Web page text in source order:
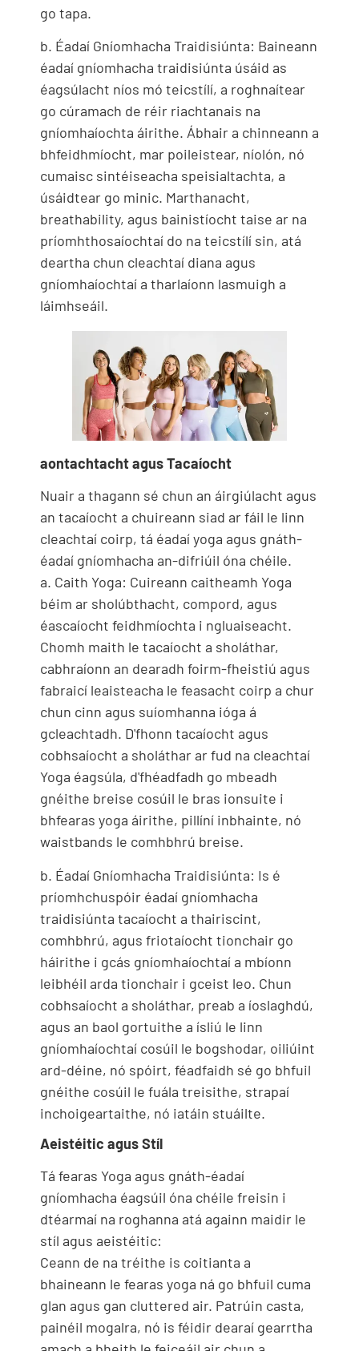
go tapa.
b. Éadaí Gníomhacha Traidisiúnta: Baineann
éadaí gníomhacha traidisiúnta úsáid as
éagsúlacht níos mó teicstílí, a roghnaítear
go cúramach de réir riachtanais na
gníomhaíochta áirithe. Ábhair a chinneann a
bhfeidhmíocht, mar poileistear, níolón, nó
cumaisc sintéiseacha speisialtachta, a
úsáidtear go minic. Marthanacht,
breathability, agus bainistíocht taise ar na
príomhthosaíochtaí do na teicstílí sin, atá
deartha chun cleachtaí diana agus
gníomhaíochtaí a tharlaíonn lasmuigh a
láimhseáil.
aontachtacht agus Tacaíocht
Nuair a thagann sé chun an áirgiúlacht agus
an tacaíocht a chuireann siad ar fáil le linn
cleachtaí coirp, tá éadaí yoga agus gnáth-
éadaí gníomhacha an-difriúil óna chéile.
a. Caith Yoga: Cuireann caitheamh Yoga
béim ar sholúbthacht, compord, agus
éascaíocht feidhmíochta i ngluaiseacht.
Chomh maith le tacaíocht a sholáthar,
cabhraíonn an dearadh foirm-fheistiú agus
fabraicí leaisteacha le feasacht coirp a chur
chun cinn agus suíomhanna ióga á
gcleachtadh. D'fhonn tacaíocht agus
cobhsaíocht a sholáthar ar fud na cleachtaí
Yoga éagsúla, d'fhéadfadh go mbeadh
gnéithe breise cosúil le bras ionsuite i
bhfearas yoga áirithe, pillíní inbhainte, nó
waistbands le comhbhrú breise.
b. Éadaí Gníomhacha Traidisiúnta: Is é
príomhchuspóir éadaí gníomhacha
traidisiúnta tacaíocht a thairiscint,
comhbhrú, agus friotaíocht tionchair go
háirithe i gcás gníomhaíochtaí a mbíonn
leibhéil arda tionchair i gceist leo. Chun
cobhsaíocht a sholáthar, preab a íoslaghdú,
agus an baol gortuithe a ísliú le linn
gníomhaíochtaí cosúil le bogshodar, oiliúint
ard-déine, nó spóirt, féadfaidh sé go bhfuil
gnéithe cosúil le fuála treisithe, strapaí
inchoigeartaithe, nó iatáin stuáilte.
Aeistéitic agus Stíl
Tá fearas Yoga agus gnáth-éadaí
gníomhacha éagsúil óna chéile freisin i
dtéarmaí na roghanna atá againn maidir le
stíl agus aeistéitic:
Ceann de na tréithe is coitianta a
bhaineann le fearas yoga ná go bhfuil cuma
glan agus gan cluttered air. Patrúin casta,
painéil mogalra, nó is féidir dearaí gearrtha